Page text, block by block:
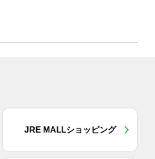
JRE MALLショッピング